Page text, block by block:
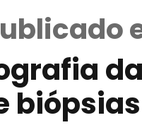
biópsias